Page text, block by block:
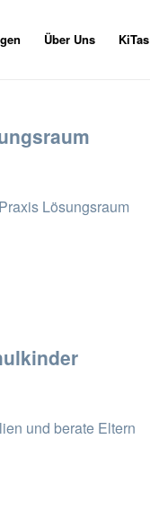
Über Uns KiTas
Lösungsraum
und berate Eltern